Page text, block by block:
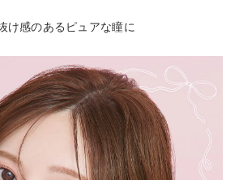
け感のあるピュアな瞳に